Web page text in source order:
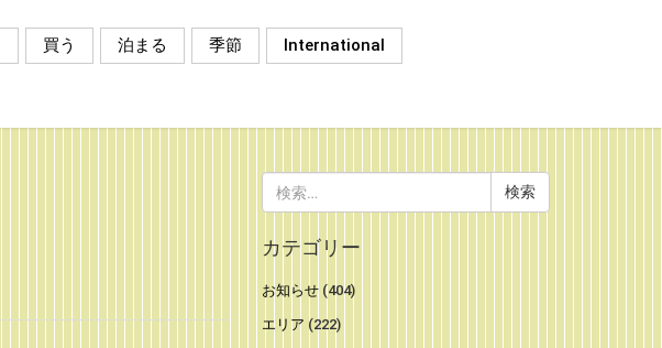
買う 泊まる 季節
International
索:
カテゴリー
お知らせ(404)
エリア (222)